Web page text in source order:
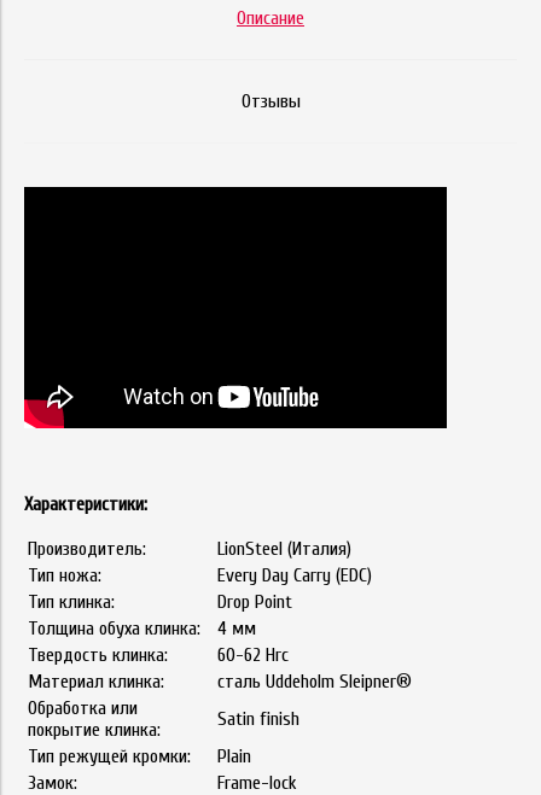
Описание
Отзывы
Характеристики:
Производитель:
LionSteel (Италия)
Тип ножа:
Every Day Carry (EDC)
Тип клинка:
Drop Point
Толщина обуха клинка:
4 мм
Твердость клинка:
60-62 Hrc
Материал клинка:
сталь Uddeholm Sleipner®
Обработка или
покрытие клинка:
Satin finish
Тип режущей кромки:
Plain
Замок:
Frame-lock